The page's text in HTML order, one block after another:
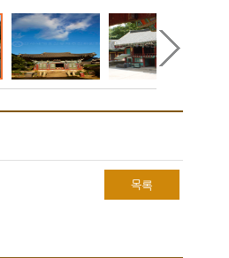
목록